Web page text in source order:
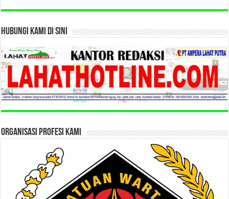
HUBUNGI KAMI DI SINI
ORGANISASI PROFESI KAMI